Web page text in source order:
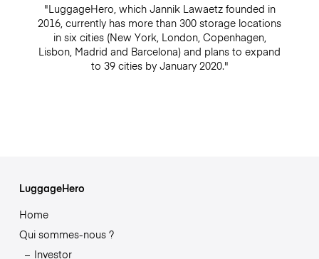
"LuggageHero, which Jannik Lawaetz founded in
2016, currently has more than 300 storage locations
in six cities (New York, London, Copenhagen,
Lisbon, Madrid and Barcelona) and plans to expand
to 39 cities by January 2020."
LuggageHero
Home
Qui sommes-nous ?
Investor